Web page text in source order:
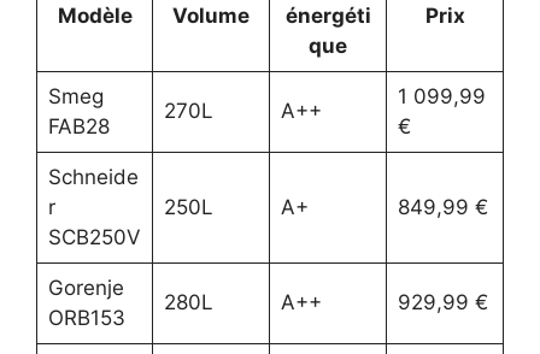
Modèle Volume
énergéti
que
Prix
Smeg
FAB28
270L A++
1 099,99
€
Schneide
r
SCB250V
250L A+ 849,99 €
Gorenje
ORB153
280L A++ 929,99 €